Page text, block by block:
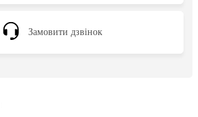
Замовити дзвінок